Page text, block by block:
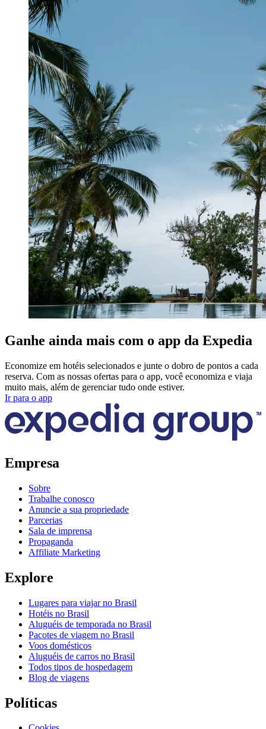
Ganhe ainda mais com o app da Expedia
Economize em hotéis selecionados e junte o dobro de pontos a cada
reserva. Com as nossas ofertas para o app, você economiza e viaja
muito mais, além de gerenciar tudo onde estiver.
Ir para o app
Empresa
Sobre
Trabalhe conosco
Anuncie a sua propriedade
Parcerias
Sala de imprensa
Propaganda
Affiliate Marketing
Explore
Lugares para viajar no Brasil
Hotéis no Brasil
Aluguéis de temporada no Brasil
Pacotes de viagem no Brasil
Voos domésticos
Aluguéis de carros no Brasil
Todos tipos de hospedagem
Blog de viagens
Políticas